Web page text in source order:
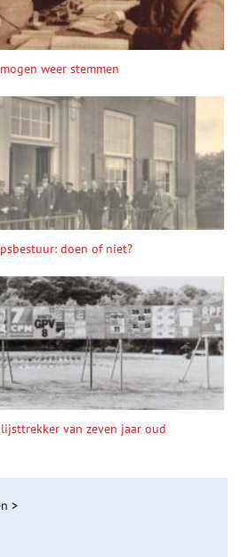
weer stemmen
doen of niet?
van zeven jaar oud
>